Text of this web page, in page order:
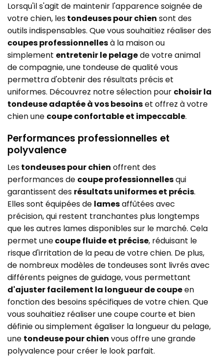
Lorsqu'il s'agit de maintenir l'apparence soignée de
votre chien, lestondeuses pour chien sont des
outils indispensables. Que vous souhaitiez réaliser des
coupes professionnellesà la maison ou
simplement entretenir le pelagede votre animal
de compagnie, une tondeuse de qualité vous
permettra d'obtenir des résultats précis et
uniformes. Découvrez notre sélection pour choisir la
tondeuse adaptée à vos besoinset offrez à votre
chien une coupe confortable et impeccable.
Performances professionnelles et
polyvalence
Lestondeuses pour chien offrent des
performances de coupe professionnellesqui
garantissent des résultats uniformes et précis.
Elles sont équipées de lamesaffûtées avec
précision, qui restent tranchantes plus longtemps
que les autres lames disponibles sur le marché. Cela
permet unecoupe fluide et précise, réduisant le
risque d'irritation de la peau de votre chien. De plus,
de nombreux modèles de tondeuses sont livrés avec
différents peignes de guidage, vous permettant
d'ajuster facilement la longueur de coupeen
fonction des besoins spécifiques de votre chien. Que
vous souhaitiez réaliser une coupe courte et bien
définie ou simplement égaliser la longueur du pelage,
une tondeuse pour chien vous offre une grande
polyvalence pour créer le look parfait.